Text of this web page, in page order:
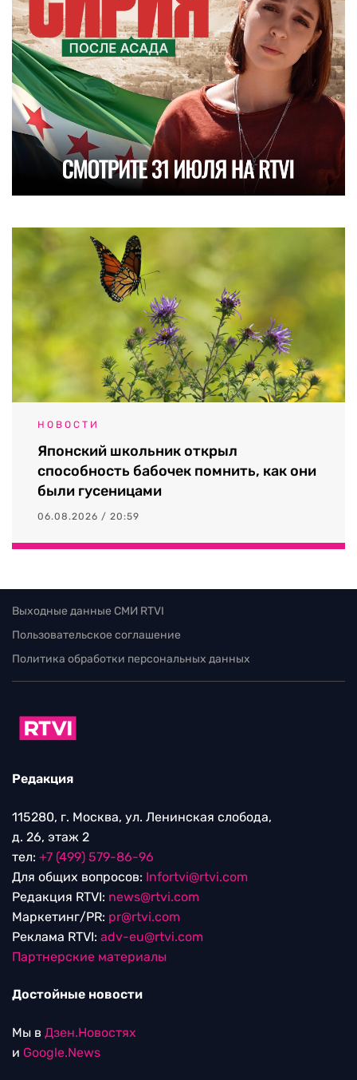
НОВОСТИ
Японский школьник открыл
способность бабочек помнить, как они
были гусеницами
06.08.2026 / 20:59
Выходные данные СМИ RTVI
Пользовательское соглашение
Политика обработки персональных данных
Редакция
115280, г. Москва, ул. Ленинская слобода,
д. 26, этаж 2
тел: +7 (499) 579-86-96
Для общих вопросов: Infortvi@rtvi.com
Редакция RTVI: news@rtvi.com
Маркетинг/PR: pr@rtvi.com
Реклама RTVI: adv-eu@rtvi.com
Партнерские материалы
Достойные новости
Мы в Дзен.Новостях
и Google.News